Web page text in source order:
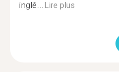
inglê...Lire plus